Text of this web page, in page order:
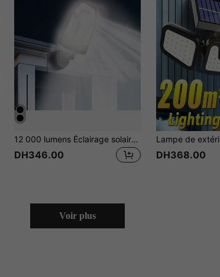
12 000 lumens Éclairage solaire extérieur Capteur de mouvement à la lumière du soleil Projecteur solaire de 26 pi avec télécommande Lampe murale de rue avec panneau solaire externe
DH346.00 DH368.00
Voir plus